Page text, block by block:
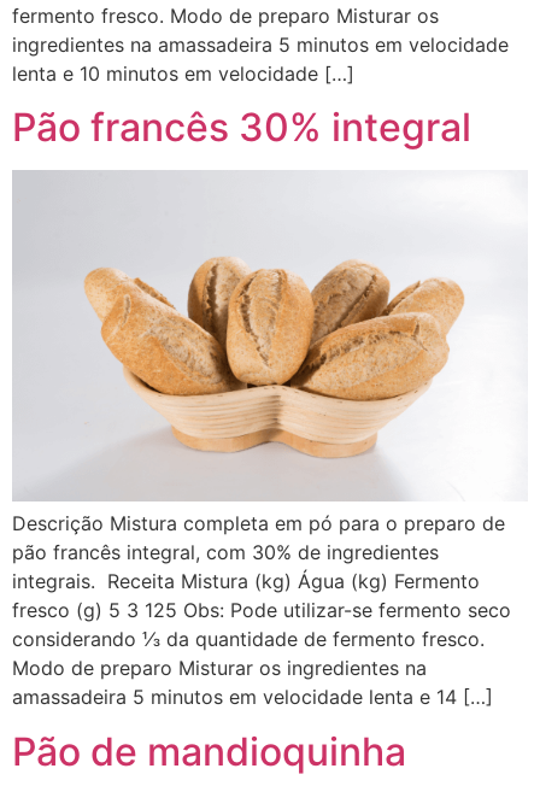
fermento fresco. Modo de preparo Misturar os
ingredientes na amassadeira 5 minutos em velocidade
lenta e 10 minutos em velocidade […]
Pão francês 30% integral
Descrição Mistura completa em pó para o preparo de
pão francês integral, com 30% de ingredientes
integrais. Receita Mistura (kg) Água (kg) Fermento
fresco (g) 5 3 125 Obs: Pode utilizar-se fermento seco
considerando ⅓ da quantidade de fermento fresco.
Modo de preparo Misturar os ingredientes na
amassadeira 5 minutos em velocidade lenta e 14 […]
Pão de mandioquinha